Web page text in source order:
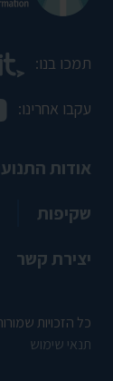
תמכו בנו:
עקבו אחרינו:
אודות
שקיפות
יצירת קשר
כל הזכויות שמורות © 2026 התנועה לחופש
תנאי שימוש